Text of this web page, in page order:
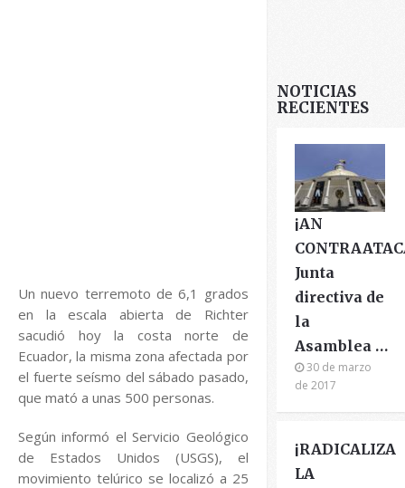
Un nuevo terremoto de 6,1 grados
en la escala abierta de Richter
sacudió hoy la costa norte de
Ecuador, la misma zona afectada por
el fuerte seísmo del sábado pasado,
que mató a unas 500 personas.
Según informó el Servicio Geológico
de Estados Unidos (USGS), el
movimiento telúrico se localizó a 25
NOTICIAS
RECIENTES
¡AN
Junta
directiva de
la
Asamblea …
30 de marzo
de 2017
¡RADICALIZA
LA